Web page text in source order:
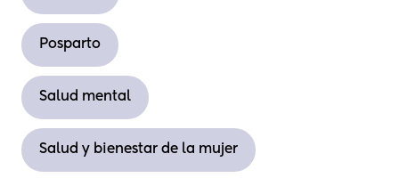
Posparto
Salud mental
Salud y bienestar de la mujer